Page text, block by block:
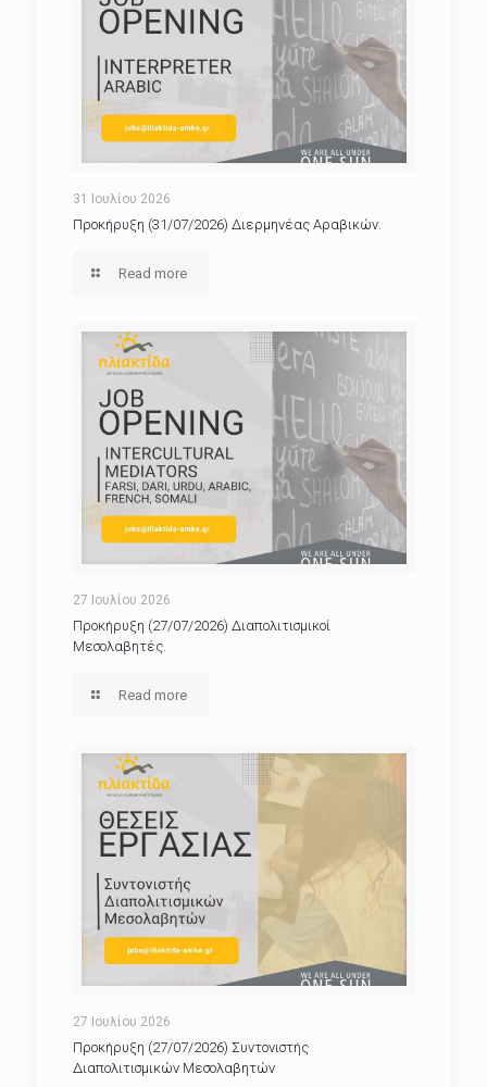
31 Ιουλίου 2026
Προκήρυξη (31/07/2026) Διερμηνέας Αραβικών.
Read more
27 Ιουλίου 2026
Προκήρυξη (27/07/2026) Διαπολιτισμικοί
Μεσολαβητές.
Read more
27 Ιουλίου 2026
Προκήρυξη (27/07/2026) Συντονιστής
Διαπολιτισμικών Μεσολαβητών